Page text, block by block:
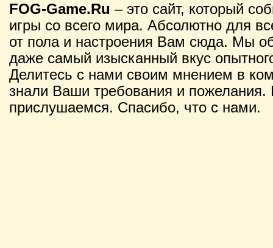
FOG-Game.Ru – это сайт, который
игры со всего мира. Абсолютно для
от пола и настроения Вам сюда. Мы
даже самый изысканный вкус
Делитесь с нами своим мнением в
знали Ваши требования и
прислушаемся. Спасибо, что с нами.